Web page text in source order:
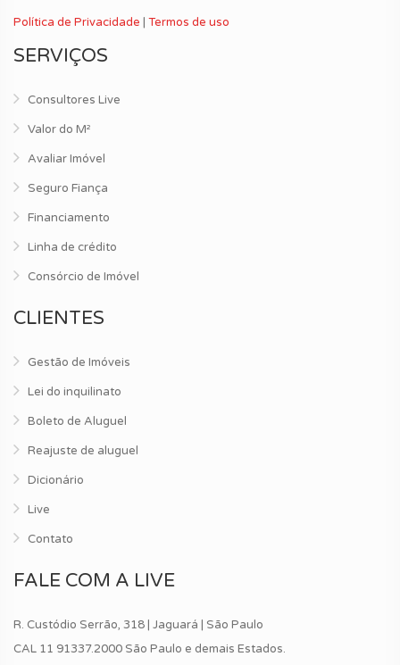
Política de Privacidade Termos de uso
SERVIÇOS
Consultores Live
Valor do M²
Avaliar Imóvel
Seguro Fiança
Financiamento
Linha de crédito
Consórcio de Imóvel
CLIENTES
Gestão de Imóveis
Lei do inquilinato
Boleto de Aluguel
Reajuste de aluguel
Dicionário
Live
Contato
FALE COM A LIVE
R. Custódio Serrão, 318 | Jaguará | São Paulo
CAL 11 91337.2000 São Paulo e demais Estados.